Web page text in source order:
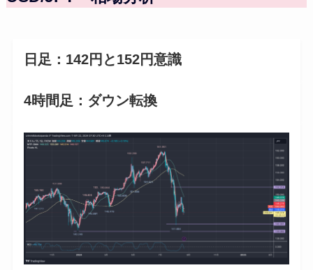
日足：142円と152円意識
4時間足：ダウン転換